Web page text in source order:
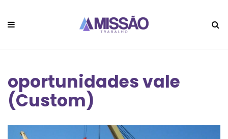
oportunidades vale
(Custom)